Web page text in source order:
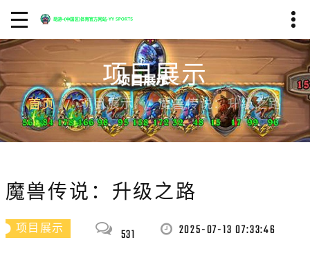
项目展示
首页 项目展示 魔兽传说：升级之路
魔兽传说：升级之路
项目展示 531 2025-07-13 07:33:46